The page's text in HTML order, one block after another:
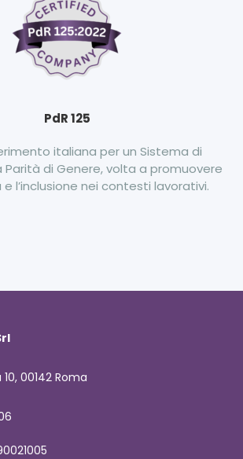
PdR 125
italiana per un Sistema di
Parità di Genere, volta a promuovere
e l’inclusione nei contesti lavorativi.
00142 Roma